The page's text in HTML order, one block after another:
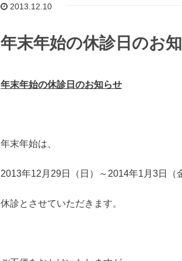
2013.12.10
年末年始の休診日のお
年末年始の休診日のお知らせ
年末年始は、
2013年12月29日（日）～2014年1月3日（
休診とさせていただきます。